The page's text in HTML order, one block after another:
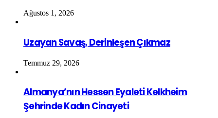
Ağustos 1, 2026
Uzayan Savaş, Derinleşen Çıkmaz
Temmuz 29, 2026
Almanya’nın Hessen Eyaleti Kelkheim
Şehrinde Kadın Cinayeti